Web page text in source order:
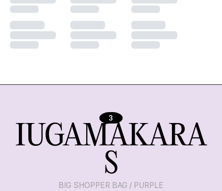
3
IUGAMAKARA
S
BIG SHOPPER BAG / PURPLE